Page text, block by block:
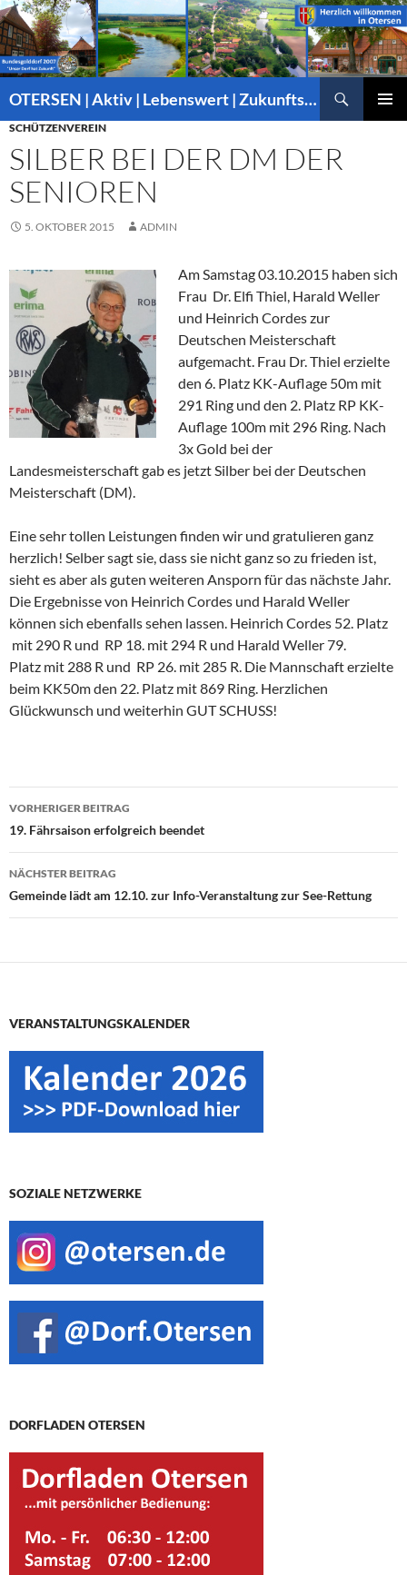
OTERSEN | Aktiv | Lebenswert | Zukunftsorientiert – mitten in Niedersachsen
INHALT
SPRINGEN
SCHÜTZENVEREIN
SILBER BEI DER DM DER
SENIOREN
5. OKTOBER 2015 ADMIN
Am Samstag 03.10.2015 haben sich
Frau Dr. Elfi Thiel, Harald Weller
und Heinrich Cordes zur
Deutschen Meisterschaft
aufgemacht. Frau Dr. Thiel erzielte
den 6. Platz KK-Auflage 50m mit
291 Ring und den 2. Platz RP KK-
Auflage 100m mit 296 Ring. Nach
3x Gold bei der
Landesmeisterschaft gab es jetzt Silber bei der Deutschen
Meisterschaft (DM).
Eine sehr tollen Leistungen finden wir und gratulieren ganz
herzlich! Selber sagt sie, dass sie nicht ganz so zu frieden ist,
sieht es aber als guten weiteren Ansporn für das nächste Jahr.
Die Ergebnisse von Heinrich Cordes und Harald Weller
können sich ebenfalls sehen lassen. Heinrich Cordes 52. Platz
mit 290 R und RP 18. mit 294 R und Harald Weller 79.
Platz mit 288 R und RP 26. mit 285 R. Die Mannschaft erzielte
beim KK50m den 22. Platz mit 869 Ring. Herzlichen
Glückwunsch und weiterhin GUT SCHUSS!
Beitragsnavigation
VORHERIGER BEITRAG
19. Fährsaison erfolgreich beendet
NÄCHSTER BEITRAG
Gemeinde lädt am 12.10. zur Info-Veranstaltung zur See-Rettung
VERANSTALTUNGSKALENDER
SOZIALE NETZWERKE
DORFLADEN OTERSEN